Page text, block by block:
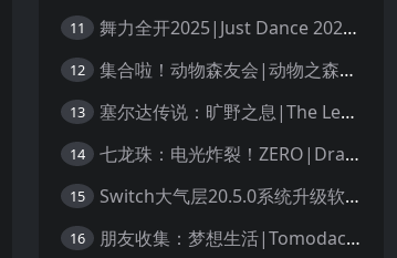
11 舞力全开2025|Just Dance 2025中文
12 集合啦！动物森友会|动物之森|Animal Crossing: New Horizons中文
13 塞尔达传说：旷野之息|The Legend of Zelda: Breath of the Wild中文
14 七龙珠：电光炸裂！ZERO|Dragon Ball: Sparking! Zero中文
15 Switch大气层20.5.0系统升级软硬破通用教程
16 朋友收集：梦想生活|Tomodachi Life: Living the Dream中文